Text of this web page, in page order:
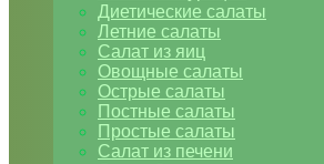
Диетические салаты
Летние салаты
Салат из яиц
Овощные салаты
Острые салаты
Постные салаты
Простые салаты
Салат из печени